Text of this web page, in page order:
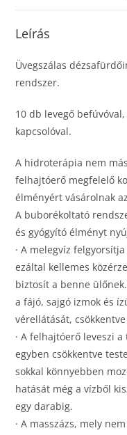
Leírás
Üvegszálas
rendszer.
10 db levegő
kapcsolóval.
A hidroterápia nem
felhajtóerő megfelelő
élményért vásárolnak
A buborékoltató
és gyógyító élményt
· A melegvíz
ezáltal kellemes
biztosít a benne
a fájó, sajgó izmok és
vérellátását,
· A felhajtóerő leveszi
egyben csökkentve
sokkal könnyebben
hatását még a vízből
egy darabig.
· A masszázs, mely